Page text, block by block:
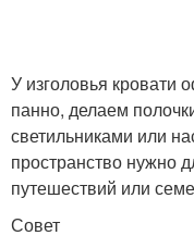
У изголовья
панно, делаем
светильниками или
пространство нужно
путешествий или
Совет